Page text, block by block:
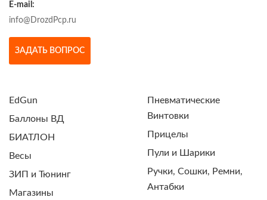
E-mail:
info@DrozdPcp.ru
ЗАДАТЬ ВОПРОС
EdGun
Баллоны ВД
БИАТЛОН
Весы
ЗИП и Тюнинг
Магазины
Пневматические
Винтовки
Прицелы
Пули и Шарики
Ручки, Сошки, Ремни,
Антабки